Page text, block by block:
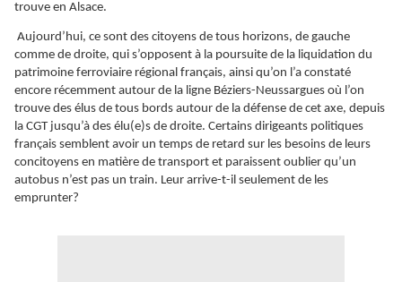
trouve en Alsace.
Aujourd’hui, ce sont des citoyens de tous horizons, de gauche
comme de droite, qui s’opposent à la poursuite de la liquidation du
patrimoine ferroviaire régional français, ainsi qu’on l’a constaté
encore récemment autour de la ligne Béziers-Neussargues où l’on
trouve des élus de tous bords autour de la défense de cet axe, depuis
la CGT jusqu’à des élu(e)s de droite. Certains dirigeants politiques
français semblent avoir un temps de retard sur les besoins de leurs
concitoyens en matière de transport et paraissent oublier qu’un
autobus n’est pas un train. Leur arrive-t-il seulement de les
emprunter?